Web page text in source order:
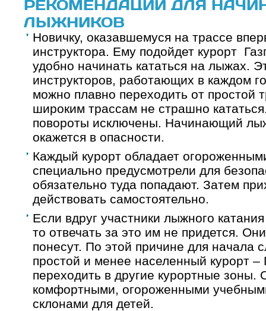
РЕКОМЕНДАЦИИ ДЛЯ
ЛЫЖНИКОВ
Новичку, оказавшемуся на трассе
инструктора. Ему подойдет курорт
удобно начинать кататься на лыжах.
инструкторов, работающих в каждом
можно плавно переходить от простой
широким трассам не страшно
повороты исключены. Начинающий
окажется в опасности.
Каждый курорт обладает
специально предусмотрели для
обязательно туда попадают. Затем
действовать самостоятельно.
Если вдруг участники лыжного
то отвечать за это им не придется.
понесут. По этой причине для начала
простой и менее населенный курорт
переходить в другие курортные
комфортными, огороженными
склонами для детей.